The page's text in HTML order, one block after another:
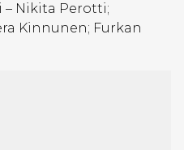
– Nikita Perotti;
Kinnunen; Furkan